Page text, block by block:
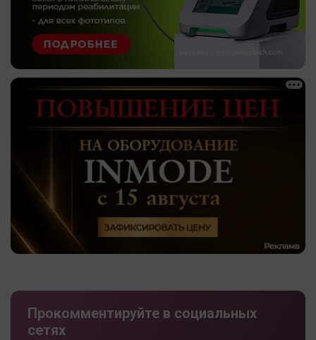
Прокомментируйте в социальных
сетях